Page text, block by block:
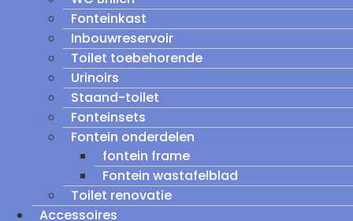
Fonteinkast
Inbouwreservoir
Toilet toebehorende
Urinoirs
Staand-toilet
Fonteinsets
Fontein onderdelen
fontein frame
Fontein wastafelblad
Toilet renovatie
Accessoires